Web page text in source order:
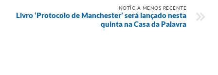
NOTÍCIA MENOS RECENTE
Livro ‘Protocolo de Manchester’ será lançado nesta
quinta na Casa da Palavra